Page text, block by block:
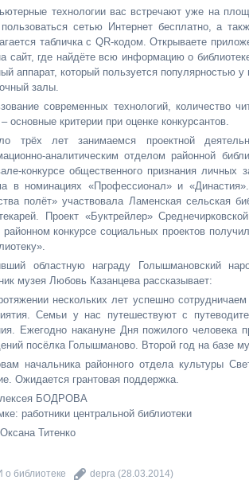
технологии вас встречают уже на
сетью Интернет бесплатно, а
табличка с QR-кодом. Открываете
сайт, где найдёте всю информацию о
аппарат, который пользуется популярностью
залы.
современных технологий, количество
основные критерии при оценке конкурсантов.
трёх лет занимаемся проектной
аналитическим отделом районной
конкурсе общественного признания
в номинациях «Профессионал» и
полёт» участвовала Ламенская сельская
Проект «Буктрейлер»
районном конкурсе социальных проектов
областную награду Голышмановский
музея Любовь Казанцева рассказывает:
нескольких лет успешно
Семьи у нас путешествуют с
Ежегодно накануне Дня пожилого человека
посёлка Голышманово. Второй год на базе
начальника районного отдела культуры
Ожидается грантовая поддержка.
БОДРОВА
работники центральной библиотеки
Титенко
библиотеке depra (28.03.2014)